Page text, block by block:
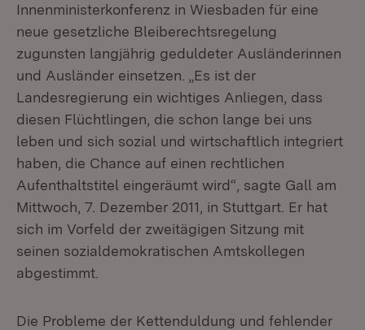
Innenministerkonferenz in Wiesbaden für eine
neue gesetzliche Bleiberechtsregelung
zugunsten langjährig geduldeter Ausländerinnen
und Ausländer einsetzen. „Es ist der
Landesregierung ein wichtiges Anliegen, dass
diesen Flüchtlingen, die schon lange bei uns
leben und sich sozial und wirtschaftlich integriert
haben, die Chance auf einen rechtlichen
Aufenthaltstitel eingeräumt wird“, sagte Gall am
Mittwoch, 7. Dezember 2011, in Stuttgart. Er hat
sich im Vorfeld der zweitägigen Sitzung mit
seinen sozialdemokratischen Amtskollegen
abgestimmt.
Die Probleme der Kettenduldung und fehlender